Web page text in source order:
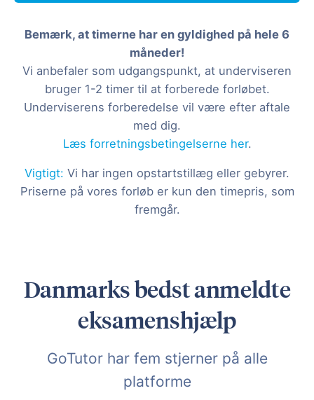
Bemærk, at timerne har en gyldighed på hele 6
måneder!
Vi anbefaler som udgangspunkt, at underviseren
bruger 1-2 timer til at forberede forløbet.
Underviserens forberedelse vil være efter aftale
med dig.
Læs forretningsbetingelserne her.
Vigtigt: Vi har ingen opstartstillæg eller gebyrer.
Priserne på vores forløb er kun den timepris, som
fremgår.
Danmarks bedst anmeldte
eksamenshjælp
GoTutor har fem stjerner på alle
platforme